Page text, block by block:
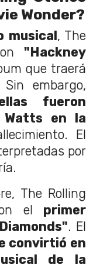
Wonder?
musical, The
"Hackney
que traerá
embargo,
fueron
Watts en la
El
por
The Rolling
el primer
. El
convirtió en
de la